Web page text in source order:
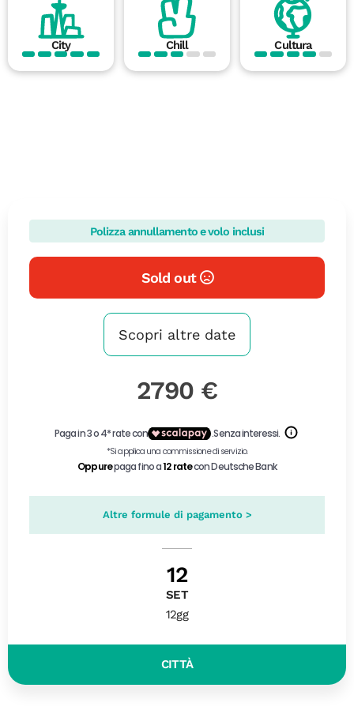
City Chill Cultura
Polizza annullamento e volo inclusi
Sold out
Scopri altre date
2790 €
Altre formule di pagamento >
12
SET
12gg
CITTÀ